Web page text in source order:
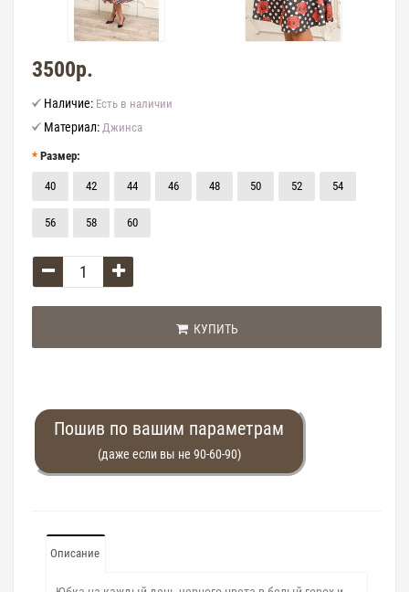
3500р.
Наличие: Есть в наличии
Материал: Джинса
Размер:
40 42 44 46 48 50 52 54
56 58 60
КУПИТЬ
Пошив по вашим параметрам
(даже если вы не 90-60-90)
Описание